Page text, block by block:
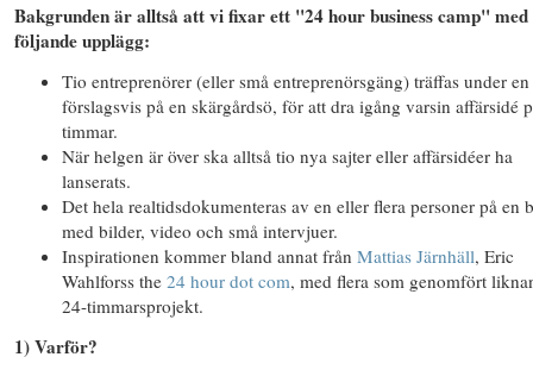
Bakgrunden är alltså att vi fixar ett "24 hour business camp" med
följande upplägg:
Tio entreprenörer (eller små entreprenörsgäng) träffas under
förslagsvis på en skärgårdsö, för att dra igång varsin affärsidé
timmar.
När helgen är över ska alltså tio nya sajter eller affärsidéer ha
lanserats.
Det hela realtidsdokumenteras av en eller flera personer på en
med bilder, video och små intervjuer.
Inspirationen kommer bland annat från Mattias Järnhäll, Eric
Wahlforss the 24 hour dot com, med flera som genomfört
24-timmarsprojekt.
1) Varför?